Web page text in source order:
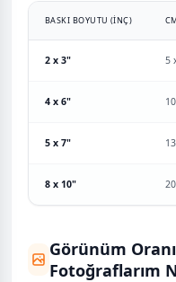
BASKI BOYUTU (INÇ)
2 x 3" 5
4 x 6"
5 x 7"
8 x 10"
Görünüm
Fotoğraflarım